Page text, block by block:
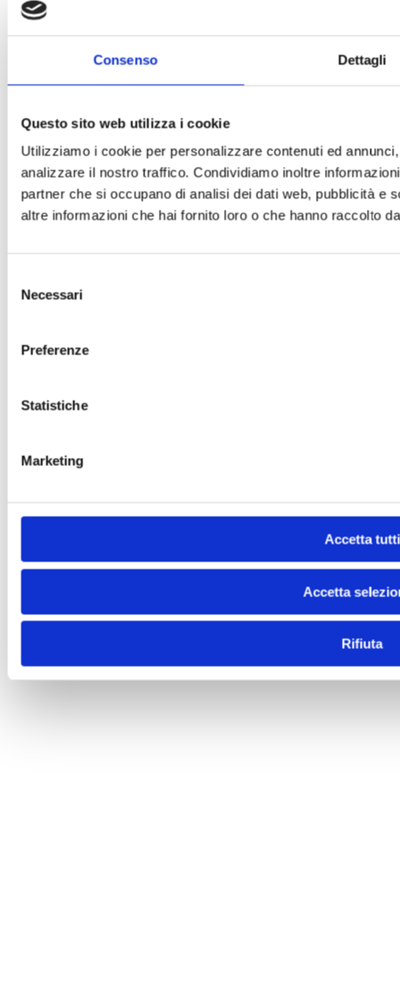
Consenso Dettagli
Questo sito web utilizza i cookie
Utilizziamo i cookie per personalizzare contenuti ed
analizzare il nostro traffico. Condividiamo inoltre
partner che si occupano di analisi dei dati web, pubblicità e
altre informazioni che hai fornito loro o che hanno raccolto
delNecessari
Preferenze
Statistiche
Marketing
Accetta tutti
Accetta
Rifiuta